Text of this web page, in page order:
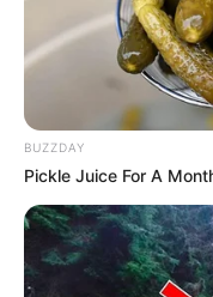
Gürcüstana səfər
səfər sığortası əldə
Oxu24.com xəbər
sığortası olmayan
məhdudiyyət qoyula
BUZZDAY
Pickle Juice For A